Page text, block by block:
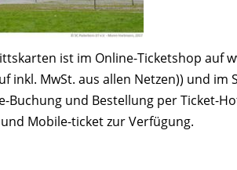
ist im Online-Ticketshop auf
inkl. MwSt. aus allen Netzen)) und im
Buchung und Bestellung per Ticket-
Mobile-ticket zur Verfügung.